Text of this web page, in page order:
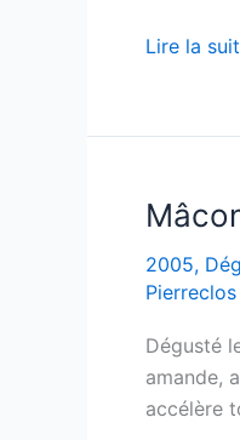
Mâcon
Chavigne
Guffens-
Heynen
–
1996
Lire la
2005,
Dégusté
amande,
accélère